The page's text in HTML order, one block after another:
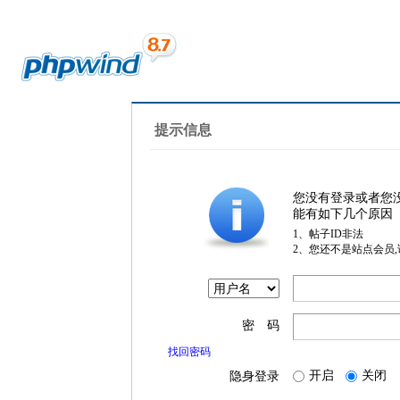
提示信息
您没有登录或者您
能有如下几个原因
1、帖子ID非法
2、您还不是站点会员
密 码
找回密码
隐身登录 开启 关闭